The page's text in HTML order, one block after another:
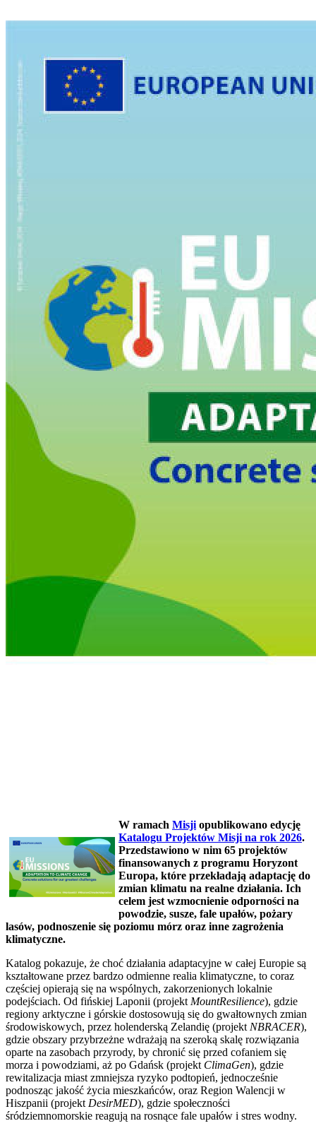
W ramach Misji opublikowano edycję
Katalogu Projektów Misji na rok 2026.
Przedstawiono w nim 65 projektów
finansowanych z programu Horyzont
Europa, które przekładają adaptację do
zmian klimatu na realne działania. Ich
celem jest wzmocnienie odporności na
powodzie, susze, fale upałów, pożary
lasów, podnoszenie się poziomu mórz oraz inne zagrożenia
klimatyczne.
Katalog pokazuje, że choć działania adaptacyjne w całej Europie są
kształtowane przez bardzo odmienne realia klimatyczne, to coraz
częściej opierają się na wspólnych, zakorzenionych lokalnie
podejściach. Od fińskiej Laponii (projekt MountResilience), gdzie
regiony arktyczne i górskie dostosowują się do gwałtownych zmian
środowiskowych, przez holenderską Zelandię (projekt NBRACER),
gdzie obszary przybrzeżne wdrażają na szeroką skalę rozwiązania
oparte na zasobach przyrody, by chronić się przed cofaniem się
morza i powodziami, aż po Gdańsk (projekt ClimaGen), gdzie
rewitalizacja miast zmniejsza ryzyko podtopień, jednocześnie
podnosząc jakość życia mieszkańców, oraz Region Walencji w
Hiszpanii (projekt DesirMED), gdzie społeczności
śródziemnomorskie reagują na rosnące fale upałów i stres wodny.